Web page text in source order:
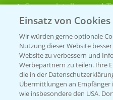
Sammelstellen und
PRE - Chemikalien
Sammelstellen und
Kontakt &
Einsatz von Cookies
Wir würden gerne optionale
Nutzung dieser Website
Website zu verbessern und
Werbepartnern zu teilen. Ihre
die in der
Übermittlungen an
wie insbesondere den USA.